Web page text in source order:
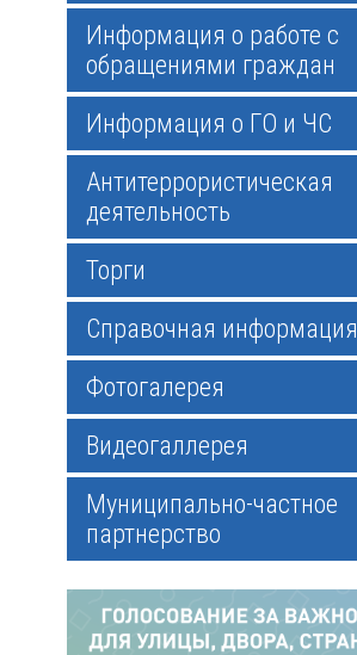
Информация о работе с
обращениями граждан
Информация о ГО и ЧС
Антитеррористическая
деятельность
Торги
Справочная информация
Фотогалерея
Видеогаллерея
Муниципально-частное
партнерство